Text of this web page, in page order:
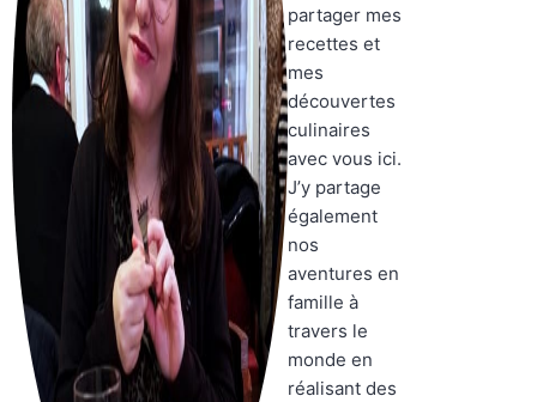
partager mes
recettes et
mes
découvertes
culinaires
avec vous ici.
J’y partage
également
nos
aventures en
famille à
travers le
monde en
réalisant des